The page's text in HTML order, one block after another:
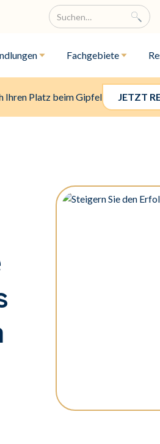
Fachgebiete
Ihren Platz beim Gipfel JETZT